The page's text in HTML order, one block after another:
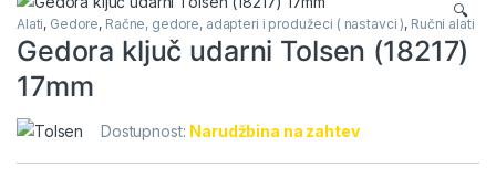
🔍
Alati, Gedore, Račne, gedore, adapteri i produžeci ( nastavci ), Ručni alati
Gedora ključ udarni Tolsen (18217)
17mm
Dostupnost: Narudžbina na zahtev